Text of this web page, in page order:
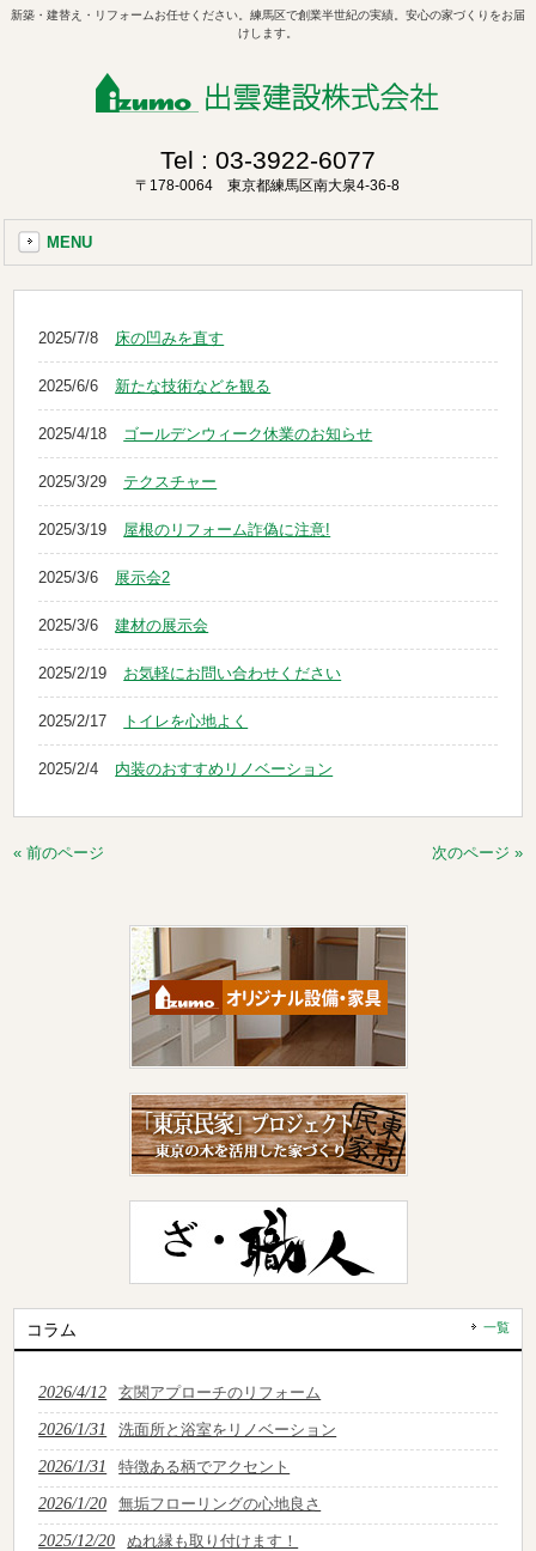
新築・建替え・リフォームお任せください。練馬区で創業半世紀の実績。安心の家づくりをお届
けします。
Tel : 03-3922-6077
〒178-0064 東京都練馬区南大泉4-36-8
MENU
2025/7/8 床の凹みを直す
2025/6/6 新たな技術などを観る
2025/4/18 ゴールデンウィーク休業のお知らせ
2025/3/29 テクスチャー
2025/3/19 屋根のリフォーム詐偽に注意!
2025/3/6 展示会2
2025/3/6 建材の展示会
2025/2/19 お気軽にお問い合わせください
2025/2/17 トイレを心地よく
2025/2/4 内装のおすすめリノベーション
« 前のページ 次のページ »
コラム 一覧
2026/4/12 玄関アプローチのリフォーム
2026/1/31 洗面所と浴室をリノベーション
2026/1/31 特徴ある柄でアクセント
2026/1/20 無垢フローリングの心地良さ
2025/12/20 ぬれ縁も取り付けます！